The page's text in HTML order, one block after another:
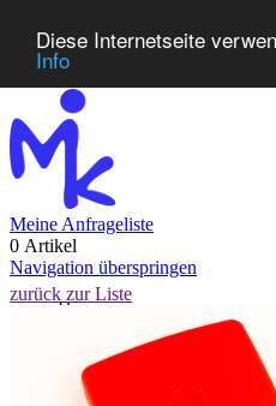
Diese Internetseite
Info
Meine Anfrageliste
0 Artikel
Navigation überspringen
Home
Neuheiten
Kontakt
FAQ
zurück zur Liste